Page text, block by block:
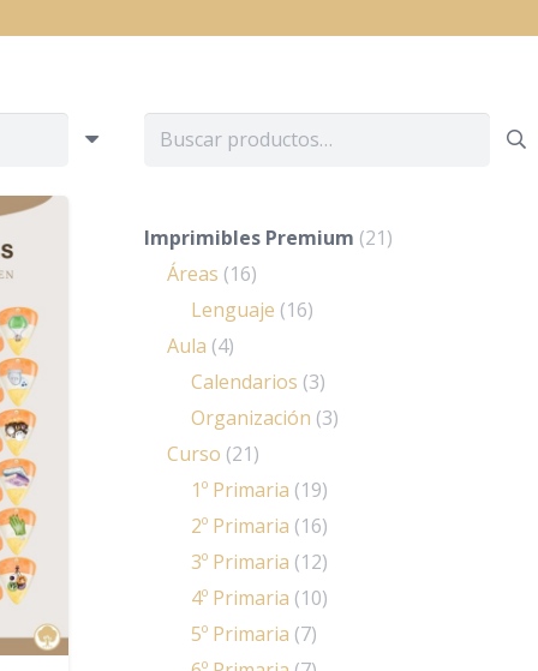
Buscar
Imprimibles Premium (21)
Áreas (16)
Lenguaje (16)
Aula (4)
Calendarios (3)
Organización (3)
Curso (21)
1º Primaria (19)
2º Primaria (16)
3º Primaria (12)
4º Primaria (10)
5º Primaria (7)